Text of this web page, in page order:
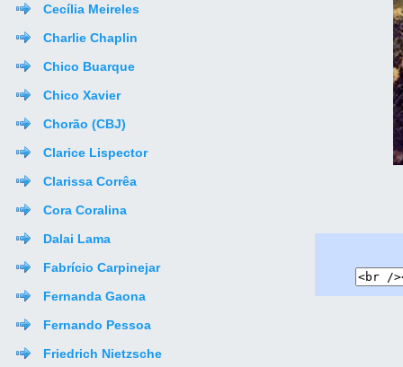
Cecília Meireles
Charlie Chaplin
Chico Buarque
Chico Xavier
Chorão (CBJ)
Clarice Lispector
Clarissa Corrêa
Cora Coralina
Dalai Lama
Fabrício Carpinejar
Fernanda Gaona
Fernando Pessoa
Friedrich Nietzsche